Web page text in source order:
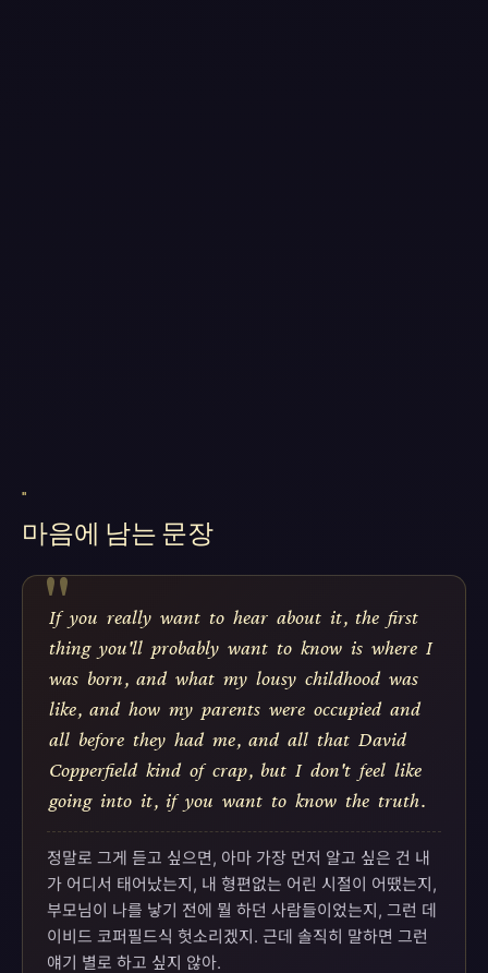
"
마음에 남는 문장
"
If you really want to hear about it, the first
thing you'll probably want to know is where I
was born, and what my lousy childhood was
like, and how my parents were occupied and
all before they had me, and all that David
Copperfield kind of crap, but I don't feel like
going into it, if you want to know the truth.
정말로 그게 듣고 싶으면, 아마 가장 먼저 알고 싶은 건 내
가 어디서 태어났는지, 내 형편없는 어린 시절이 어땠는지,
부모님이 나를 낳기 전에 뭘 하던 사람들이었는지, 그런 데
이비드 코퍼필드식 헛소리겠지. 근데 솔직히 말하면 그런
얘기 별로 하고 싶지 않아.